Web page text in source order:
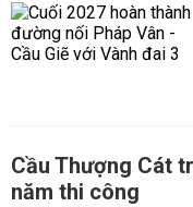
Cầu Thượng Cát
năm thi công